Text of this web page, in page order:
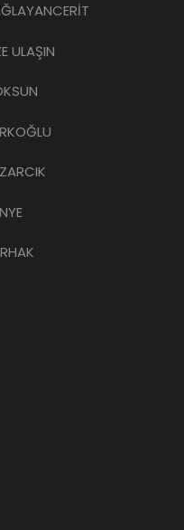
ULAŞIN